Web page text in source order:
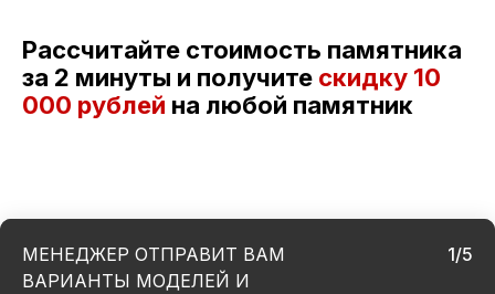
Рассчитайте стоимость памятника
за 2 минуты и получите скидку 10
000 рублей на любой памятник
МЕНЕДЖЕР ОТПРАВИТ ВАМ
ВАРИАНТЫ МОДЕЛЕЙ И
1/5